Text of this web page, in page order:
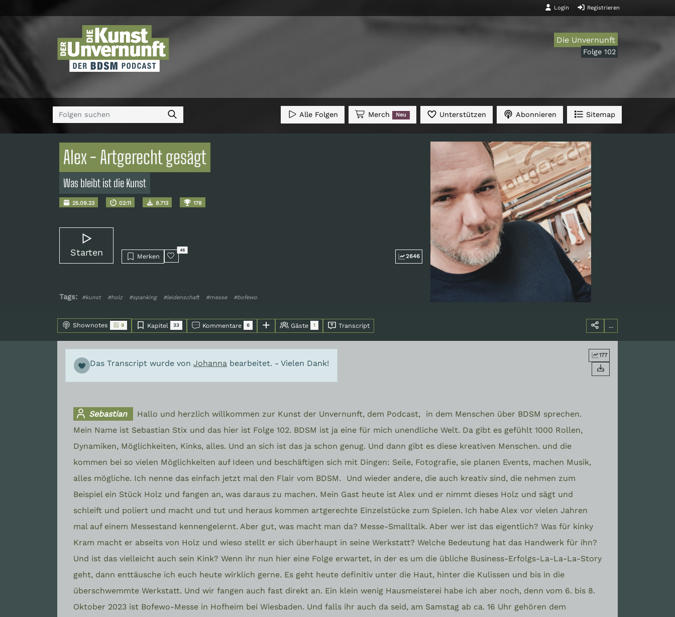
Login Registrieren
Die Unvernunft
Folge 102
Alle Folgen Merch Neu Unterstützen Abonnieren Sitemap
Alex - Artgerecht gesägt
Was bleibt ist die Kunst
25.09.23 02:11 8.713 178
Starten Merken
46
2646
Tags: #kunst #holz #spanking #leidenschaft #messe #bofewo
Shownotes 9 Kapitel 33 Kommentare 6 Gäste 1 Transcript ...
Das Transcript wurde von Johanna bearbeitet. - Vielen Dank!
177
Sebastian Hallo und herzlich willkommen zur Kunst der Unvernunft, dem Podcast,
in dem Menschen über BDSM sprechen.
Mein Name ist Sebastian Stix und das hier ist Folge 102. BDSM ist ja eine für mich unendliche Welt. Da gibt es gefühlt 1000 Rollen,
Dynamiken, Möglichkeiten, Kinks, alles. Und an sich ist das ja schon genug. Und dann gibt es diese kreativen Menschen. und die
kommen bei so vielen Möglichkeiten auf Ideen und beschäftigen sich mit Dingen: Seile, Fotografie, sie planen Events, machen Musik,
alles mögliche. Ich nenne das einfach jetzt mal den Flair vom BDSM.
Und wieder andere, die auch kreativ sind, die nehmen zum
Beispiel ein Stück Holz und fangen an, was daraus zu machen. Mein Gast heute ist Alex und er nimmt dieses Holz und sägt und
schleift und poliert und macht und tut und heraus kommen artgerechte Einzelstücke zum Spielen. Ich habe Alex vor vielen Jahren
mal auf einem Messestand kennengelernt. Aber gut, was macht man da? Messe-Smalltalk. Aber wer ist das eigentlich? Was für kinky
Kram macht er abseits von Holz und wieso stellt er sich überhaupt in seine Werkstatt? Welche Bedeutung hat das Handwerk für ihn?
Und ist das vielleicht auch sein Kink? Wenn ihr nun hier eine Folge erwartet, in der es um die übliche Business-Erfolgs-La-La-La-Story
geht, dann enttäusche ich euch heute wirklich gerne. Es geht heute definitiv unter die Haut, hinter die Kulissen und bis in die
überschwemmte Werkstatt. Und wir fangen auch fast direkt an. Ein klein wenig Hausmeisterei habe ich aber noch, denn vom 6. bis 8.
Oktober 2023 ist Bofewo-Messe in Hofheim bei Wiesbaden. Und falls ihr auch da seid, am Samstag ab ca. 16 Uhr gehören dem